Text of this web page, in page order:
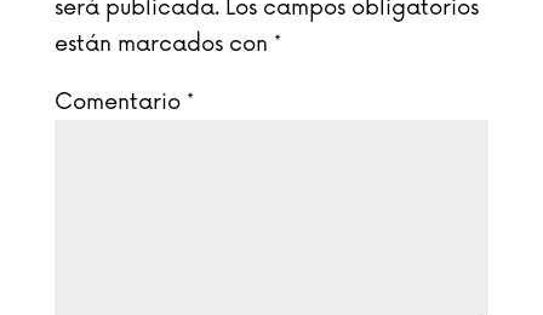
será publicada. Los campos obligatorios
están marcados con *
Comentario *